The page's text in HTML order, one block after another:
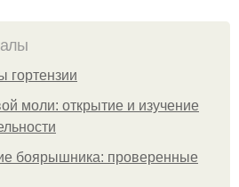
гортензии
моли: открытие и изучение
боярышника: проверенные